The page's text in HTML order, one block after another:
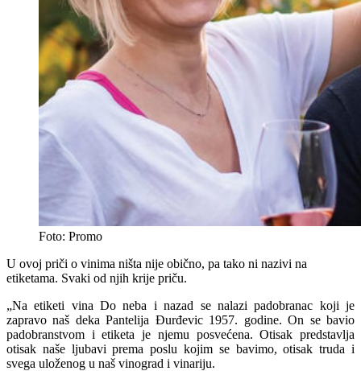
Foto: Promo
U ovoj priči o vinima ništa nije obično, pa tako ni nazivi na
etiketama. Svaki od njih krije priču.
„Na etiketi vina Do neba i nazad se nalazi padobranac koji je
zapravo naš deka Pantelija Đurđevic 1957. godine. On se bavio
padobranstvom i etiketa je njemu posvećena. Otisak predstavlja
otisak naše ljubavi prema poslu kojim se bavimo, otisak truda i
svega uloženog u naš vinograd i vinariju.